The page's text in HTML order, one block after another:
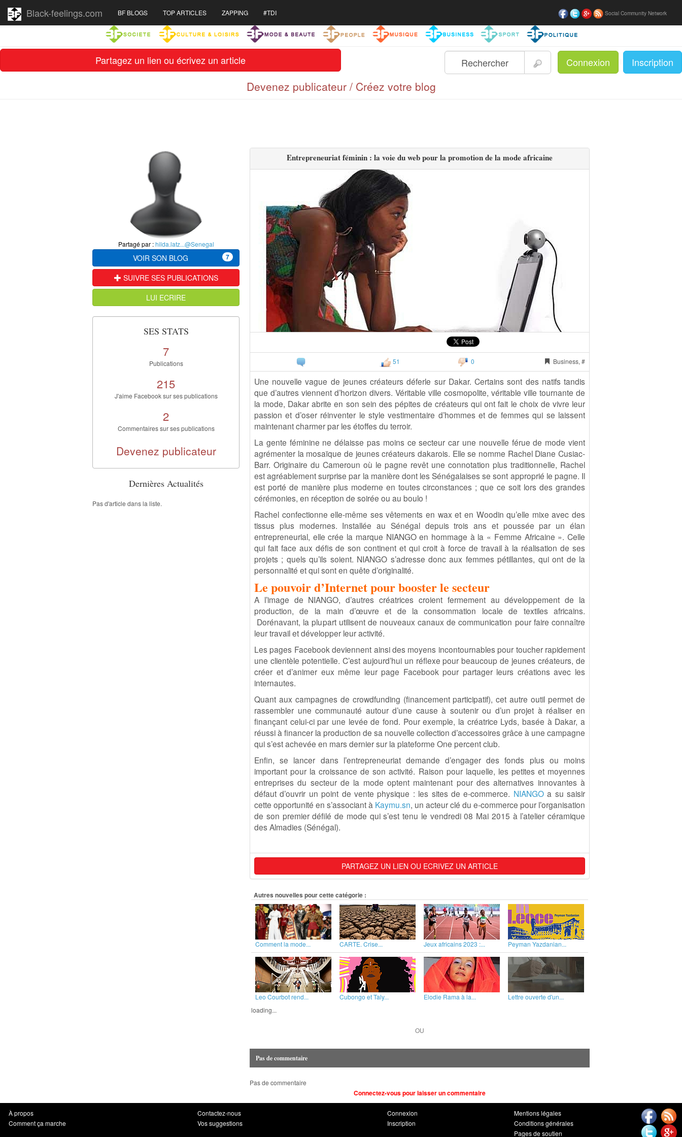
Partagez un lien ou écrivez un article Connexion Inscription
Black-feelings.com Social Community Network
BF BLOGS TOP ARTICLES ZAPPING #TDI
Devenez publicateur / Créez votre blog
Entrepreneuriat féminin : la voie du web pour la promotion de la mode africaine
51 0 Business, #
Une nouvelle vague de jeunes créateurs déferle sur Dakar. Certains sont des natifs tandis
que d’autres viennent d’horizon divers. Véritable ville cosmopolite, véritable ville tournante de
la mode, Dakar abrite en son sein des pépites de créateurs qui ont fait le choix de vivre leur
passion et d’oser réinventer le style vestimentaire d’hommes et de femmes qui se laissent
maintenant charmer par les étoffes du terroir.
La gente féminine ne délaisse pas moins ce secteur car une nouvelle férue de mode vient
agrémenter la mosaïque de jeunes créateurs dakarois. Elle se nomme Rachel Diane Cusiac-
Barr. Originaire du Cameroun où le pagne revêt une connotation plus traditionnelle, Rachel
est agréablement surprise par la manière dont les Sénégalaises se sont approprié le pagne. Il
est porté de manière plus moderne en toutes circonstances ; que ce soit lors des grandes
cérémonies, en réception de soirée ou au boulo !
Rachel confectionne elle-même ses vêtements en wax et en Woodin qu’elle mixe avec des
tissus plus modernes. Installée au Sénégal depuis trois ans et poussée par un élan
entrepreneurial, elle crée la marque NIANGO en hommage à la « Femme Africaine ». Celle
qui fait face aux défis de son continent et qui croit à force de travail à la réalisation de ses
projets ; quels qu’ils soient. NIANGO s’adresse donc aux femmes pétillantes, qui ont de la
personnalité et qui sont en quête d’originalité.
Le pouvoir d’Internet pour booster le secteur
A l’image de NIANGO, d’autres créatrices croient fermement au développement de la
production, de la main d’œuvre et de la consommation locale de textiles africains.
Dorénavant, la plupart utilisent de nouveaux canaux de communication pour faire connaître
leur travail et développer leur activité.
Les pages Facebook deviennent ainsi des moyens incontournables pour toucher rapidement
une clientèle potentielle. C’est aujourd’hui un réflexe pour beaucoup de jeunes créateurs, de
créer et d’animer eux même leur page Facebook pour partager leurs créations avec les
internautes.
Quant aux campagnes de crowdfunding (financement participatif), cet autre outil permet de
rassembler une communauté autour d’une cause à soutenir ou d’un projet à réaliser en
finançant celui-ci par une levée de fond. Pour exemple, la créatrice Lyds, basée à Dakar, a
réussi à financer la production de sa nouvelle collection d’accessoires grâce à une campagne
qui s’est achevée en mars dernier sur la plateforme One percent club.
Enfin, se lancer dans l’entrepreneuriat demande d’engager des fonds plus ou moins
important pour la croissance de son activité. Raison pour laquelle, les petites et moyennes
entreprises du secteur de la mode optent maintenant pour des alternatives innovantes à
défaut d’ouvrir un point de vente physique : les sites de e-commerce. NIANGOa su saisir
cette opportunité en s’associant à Kaymu.sn, un acteur clé du e-commerce pour l’organisation
de son premier défilé de mode qui s’est tenu le vendredi 08 Mai 2015 à l’atelier céramique
des Almadies (Sénégal).
PARTAGEZ UN LIEN OU ECRIVEZ UN ARTICLE
Autres nouvelles pour cette catégorie :
Comment la mode... CARTE. Crise... Jeux africains 2023 :... Peyman Yazdanian...
Leo Courbot rend... Cubongo et Taly... Elodie Rama à la...
Lettre ouverte d'un...
loading...
OU
Pas de commentaire
Pas de commentaire
Connectez-vous pour laisser un commentaire
Partagé par :hilda.latz...@Senegal
VOIR SON BLOG 7
SUIVRE SES PUBLICATIONS
LUI ECRIRE
SES STATS
7
Publications
215
J'aime Facebook sur ses publications
2
Commentaires sur ses publications
Devenez publicateur
Dernières Actualités
Pas d'article dans la liste.
À propos
Comment ça marche
Contactez-nous
Vos suggestions
Connexion
Inscription
Mentions légales
Conditions générales
Pages de soutien